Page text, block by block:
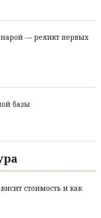
— реликт первых
базы
стоимость и как